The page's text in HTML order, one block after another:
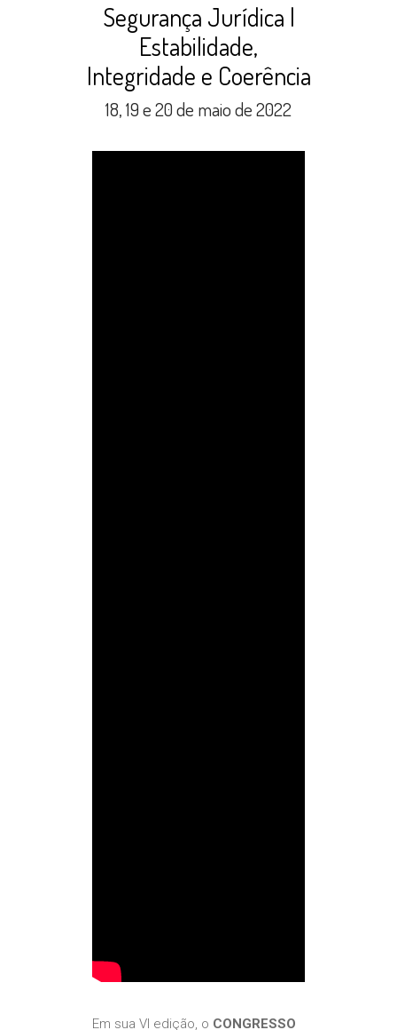
Segurança Jurídica |
Estabilidade,
Integridade e Coerência
18, 19 e 20 de maio de 2022
Em sua VI edição, o CONGRESSO